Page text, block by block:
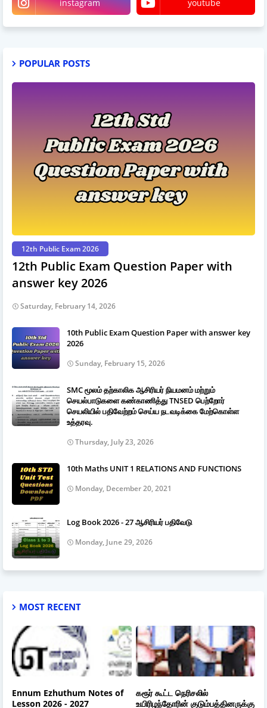
instagram youtube
POPULAR POSTS
12th Public Exam 2026
12th Public Exam Question Paper with
answer key 2026
Saturday, February 14, 2026
10th Public Exam Question Paper with answer key
2026
Sunday, February 15, 2026
SMC மூலம் தற்காலிக ஆசிரியர் நியமனம் மற்றும்
செயல்பாடுகளை கண்காணித்து TNSED பெற்றோர்
செயலியில் பதிவேற்றம் செய்ய நடவடிக்கை மேற்கொள்ள
உத்தரவு.
Thursday, July 23, 2026
10th Maths UNIT 1 RELATIONS AND FUNCTIONS
Monday, December 20, 2021
Log Book 2026 - 27 ஆசிரியர் பதிவேடு
Monday, June 29, 2026
MOST RECENT
Ennum Ezhuthum Notes of
Lesson 2026 - 2027
கரூர் கூட்ட நெரிசலில்
உயிரிழந்தோரின் குடும்பத்தினருக்கு